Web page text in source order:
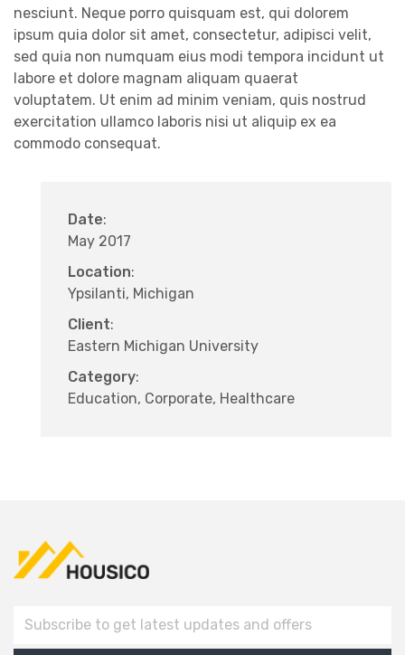
nesciunt. Neque porro quisquam est, qui dolorem
ipsum quia dolor sit amet, consectetur, adipisci velit,
sed quia non numquam eius modi tempora incidunt ut
labore et dolore magnam aliquam quaerat
voluptatem. Ut enim ad minim veniam, quis nostrud
exercitation ullamco laboris nisi ut aliquip ex ea
commodo consequat.
Date:
May 2017
Location:
Ypsilanti, Michigan
Client:
Eastern Michigan University
Category:
Education, Corporate, Healthcare